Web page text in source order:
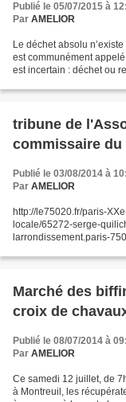
Publié le 05/07/2015 à
Par AMELIOR
Le déchet absolu
est communément
est incertain : déchet ou
tribune de
commissaire du
Publié le 03/08/2014 à
Par AMELIOR
http://le75020.fr/paris-
locale/65272-serge-
larrondissement.paris-
Marché des
croix de
Publié le 08/07/2014 à
Par AMELIOR
Ce samedi 12 juillet, de
à Montreuil, les